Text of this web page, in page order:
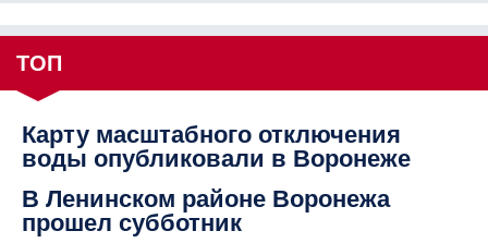
ТОП
Карту масштабного отключения
воды опубликовали в Воронеже
В Ленинском районе Воронежа
прошел субботник